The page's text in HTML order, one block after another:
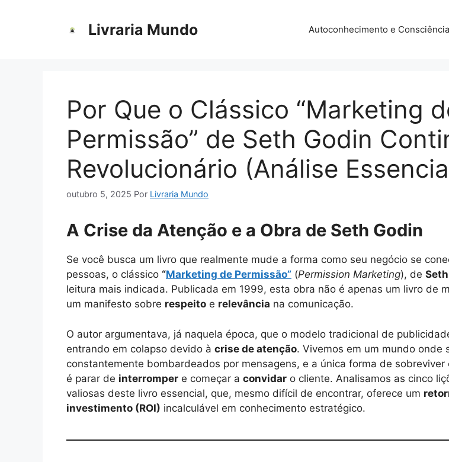
Livraria Mundo Autoconhecimento e Consciência
Por Que o Clássico “Marketing
Permissão” de Seth Godin
Revolucionário (Análise
outubro 5, 2025 Por Livraria Mundo
A Crise da Atenção e a Obra de Seth Godin
Se você busca um livro que realmente mude a forma como seu negócio se
pessoas, o clássico “Marketing de Permissão” (Permission Marketing), de
leitura mais indicada. Publicada em 1999, esta obra não é apenas um livro de
um manifesto sobre respeito e relevância na comunicação.
O autor argumentava, já naquela época, que o modelo tradicional de
entrando em colapso devido à crise de atenção. Vivemos em um mundo onde
constantemente bombardeados por mensagens, e a única forma de sobreviver
é parar de interromper e começar a convidar o cliente. Analisamos as cinco
valiosas deste livro essencial, que, mesmo difícil de encontrar, oferece um
investimento (ROI) incalculável em conhecimento estratégico.